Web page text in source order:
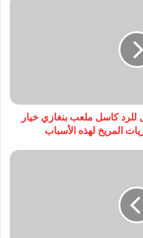
كاسل ملعب بنغازي خيار
المريخ لهذه الأسباب